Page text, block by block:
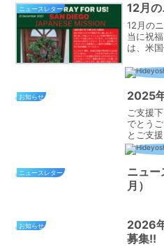
ニュースレター 12月
12月の
当に祝
は、米
お知らせ 2025
ご支援
でとう
とご支
た。今
す。さ
が出来
お祈り
ニュースレター
ニュ
月）
お知らせ
2026
募集!!